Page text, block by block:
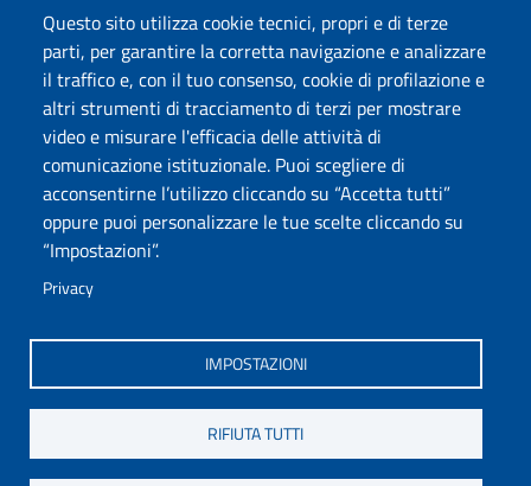
Questo sito utilizza cookie tecnici, propri e di terze
parti, per garantire la corretta navigazione e analizzare
il traffico e, con il tuo consenso, cookie di profilazione e
altri strumenti di tracciamento di terzi per mostrare
video e misurare l'efficacia delle attività di
comunicazione istituzionale. Puoi scegliere di
acconsentirne l’utilizzo cliccando su “Accetta tutti”
oppure puoi personalizzare le tue scelte cliccando su
“Impostazioni”.
Privacy
IMPOSTAZIONI
RIFIUTA TUTTI
Phishing
Privacy
Alumni
Sede di Chieti
Sede di Pescara
Credits
Wi-Fi di Ateneo
App
SPID
Whistleblowing
Coro di Ateneo
COPYRIGHT © 2024. ALL RIGHTS RESERVED - UNIVERSITÀ DEGLI STUDI
GABRIELE D'ANNUNZIO – CHIETI-PESCARA